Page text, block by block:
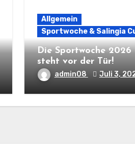
Allgemein
Sportwoche & Salingia
Die Sportwoche 2026
steht vor der Tür!
admin08 Juli 3,